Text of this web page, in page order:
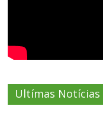
Ultímas Notícias